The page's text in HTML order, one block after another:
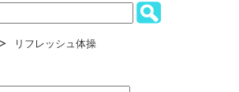
リフレッシュ体操